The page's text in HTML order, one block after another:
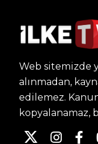
Web sitemizde
alınmadan,
edilemez.
kopyalanamaz,